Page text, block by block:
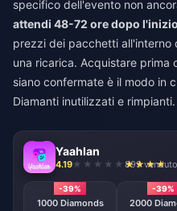
specifico dell'evento non
attendi 48-72 ore dopo
prezzi dei pacchetti all'interno
una ricarica. Acquistare prima
siano confermate è il modo in
Diamanti inutilizzati e rimpianti.
Yaahlan
4.19 899 venduto
-39%
1000 Diamonds
-39%
2000